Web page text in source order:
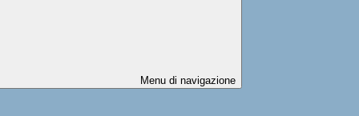
Menu di navigazione